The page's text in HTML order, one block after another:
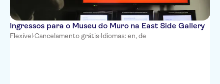
Ingressos para o Museu do Muro na East Side Gallery
Flexível·Cancelamento grátis·Idiomas: en, de